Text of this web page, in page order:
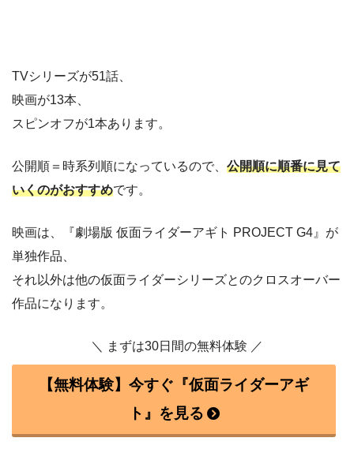
TVシリーズが51話、
映画が13本、
スピンオフが1本あります。
公開順＝時系列順になっているので、 公開順に順番に見て
いくのがおすすめです。
映画は、『劇場版 仮面ライダーアギト PROJECT G4』が
単独作品、
それ以外は他の仮面ライダーシリーズとのクロスオーバー
作品になります。
＼ まずは30日間の無料体験 ／
【無料体験】今すぐ『仮面ライダーアギ
ト』を見る